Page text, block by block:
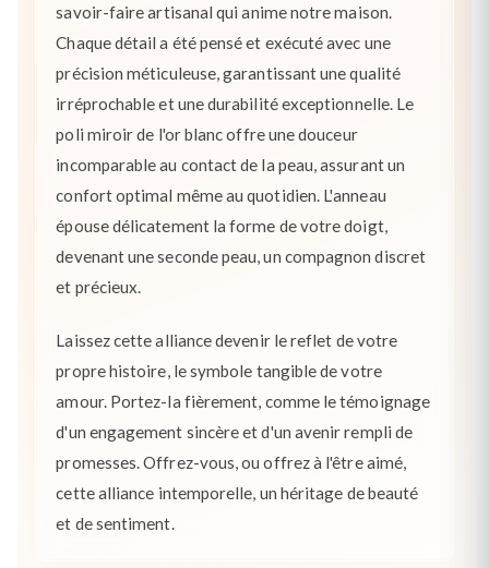
savoir-faire artisanal qui anime notre maison.
Chaque détail a été pensé et exécuté avec une
précision méticuleuse, garantissant une qualité
irréprochable et une durabilité exceptionnelle. Le
poli miroir de l'or blanc offre une douceur
incomparable au contact de la peau, assurant un
confort optimal même au quotidien. L'anneau
épouse délicatement la forme de votre doigt,
devenant une seconde peau, un compagnon discret
et précieux.
Laissez cette alliance devenir le reflet de votre
propre histoire, le symbole tangible de votre
amour. Portez-la fièrement, comme le témoignage
d'un engagement sincère et d'un avenir rempli de
promesses. Offrez-vous, ou offrez à l'être aimé,
cette alliance intemporelle, un héritage de beauté
et de sentiment.